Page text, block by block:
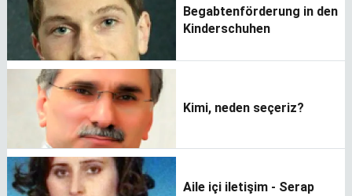
Begabtenförderung in den
Kinderschuhen
Kimi, neden seçeriz?
Aile içi iletişim - Serap